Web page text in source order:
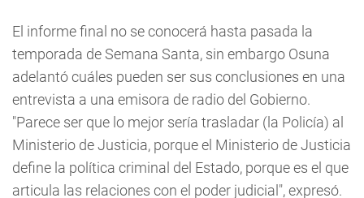
El informe final no se conocerá hasta pasada la
temporada de Semana Santa, sin embargo Osuna
adelantó cuáles pueden ser sus conclusiones en una
entrevista a una emisora de radio del Gobierno.
"Parece ser que lo mejor sería trasladar (la Policía) al
Ministerio de Justicia, porque el Ministerio de Justicia
define la política criminal del Estado, porque es el que
articula las relaciones con el poder judicial", expresó.